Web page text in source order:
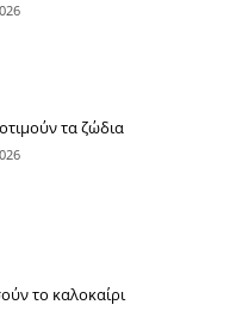
τα ζώδια
το καλοκαίρι